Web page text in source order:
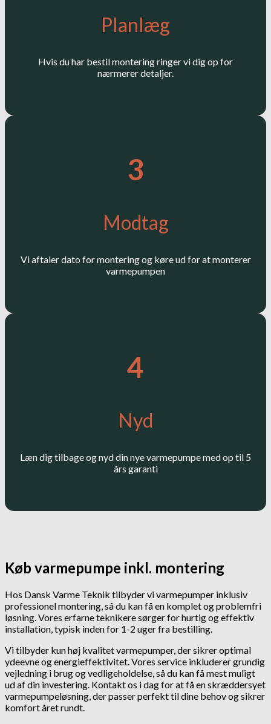
Planlæg
Hvis du har bestil montering ringer vi dig op for
nærmerer detaljer.
3
Modtag
Vi aftaler dato for montering og køre ud for at monterer
varmepumpen
4
Nyd
Læn dig tilbage og nyd din nye varmepumpe med op til 5
års garanti
Køb varmepumpe inkl. montering
Hos Dansk Varme Teknik tilbyder vi varmepumper inklusiv
professionel montering, så du kan få en komplet og problemfri
løsning. Vores erfarne teknikere sørger for hurtig og effektiv
installation, typisk inden for 1-2 uger fra bestilling.
Vi tilbyder kun høj kvalitet varmepumper, der sikrer optimal
ydeevne og energieffektivitet. Vores service inkluderer grundig
vejledning i brug og vedligeholdelse, så du kan få mest muligt
ud af din investering. Kontakt os i dag for at få en skræddersyet
varmepumpeløsning, der passer perfekt til dine behov og sikrer
komfort året rundt.